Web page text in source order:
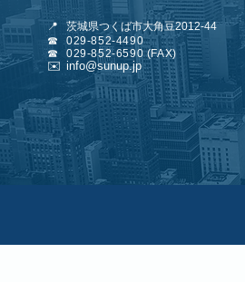
📍
☎
☎
✉️
茨城県つくば市大角豆2012-44
029-852-4490
029-852-6590 (FAX)
info@sunup.jp